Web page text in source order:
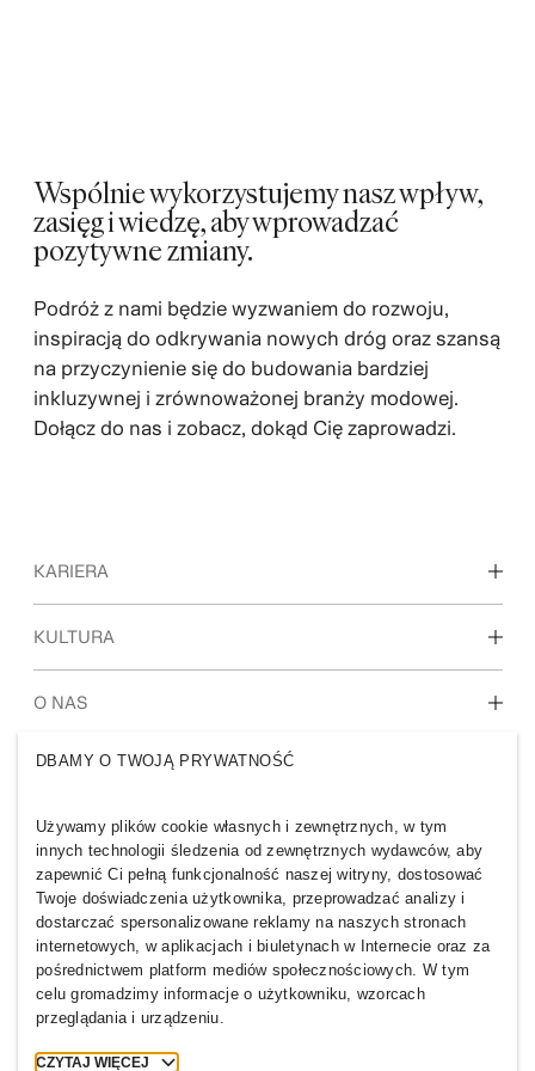
Wspólnie wykorzystujemy nasz wpływ,
zasięg i wiedzę, aby wprowadzać
pozytywne zmiany.
Podróż z nami będzie wyzwaniem do rozwoju,
inspiracją do odkrywania nowych dróg oraz szansą
na przyczynienie się do budowania bardziej
inkluzywnej i zrównoważonej branży modowej.
Dołącz do nas i zobacz, dokąd Cię zaprowadzi.
KARIERA
Odkryj nasze miejsca pracy
KULTURA
Nasza kultura i benefity
O NAS
Kim jesteśmy
Inkluzywność & Różnorodność
H&M GROUP
Poznaj Grupę
POLAND
Media
Ciasteczka
DBAMY O TWOJĄ PRYWATNOŚĆ
Używamy plików cookie własnych i zewnętrznych, w tym
innych technologii śledzenia od zewnętrznych wydawców, aby
zapewnić Ci pełną funkcjonalność naszej witryny, dostosować
Twoje doświadczenia użytkownika, przeprowadzać analizy i
dostarczać spersonalizowane reklamy na naszych stronach
internetowych, w aplikacjach i biuletynach w Internecie oraz za
pośrednictwem platform mediów społecznościowych. W tym
celu gromadzimy informacje o użytkowniku, wzorcach
przeglądania i urządzeniu.
CZYTAJ WIĘCEJ